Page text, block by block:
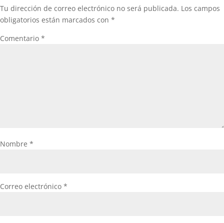
Tu dirección de correo electrónico no será publicada. Los campos
obligatorios están marcados con *
Comentario *
Nombre *
Correo electrónico *